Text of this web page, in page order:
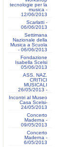
tecnologie per la
musica -
12/06/2013
Scarlatti -
06/06/2013
Settimana
Nazionale della
Musica a Scuola
- 06/06/2013
Fondazione
Isabella Scelsi
05/06/2013
ASS. NAZ.
CRITICI
MUSICALI
26/05/2013 -
Incontri al Museo
Casa Scelsi-
24/05/2013
Concerto
Maderna -
09/05/2013
Concerto
Maderna -
6/05/2013